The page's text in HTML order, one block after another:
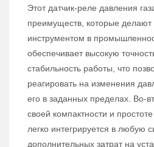
Этот датчик-реле давления
преимуществ, которые
инструментом в
обеспечивает высокую
стабильность работы, что
реагировать на изменения
его в заданных пределах. Во-
своей компактности и
легко интегрируется в любую
дополнительных затрат на